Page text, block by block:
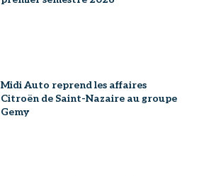
Midi Auto reprend les affaires
Citroën de Saint-Nazaire au groupe
Gemy